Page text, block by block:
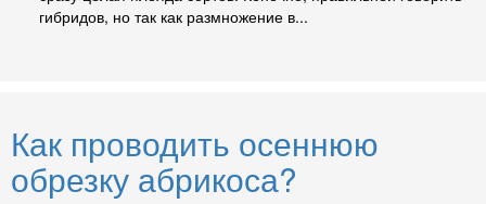
гибридов, но так как размножение в...
Как проводить осеннюю
обрезку абрикоса?